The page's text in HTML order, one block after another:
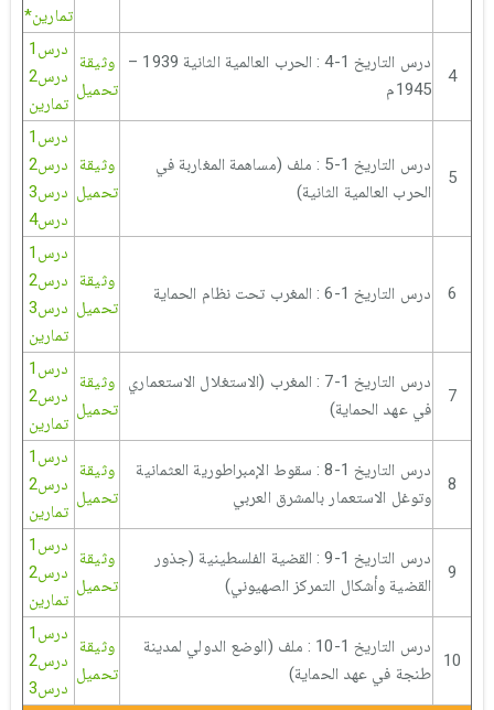
تمارين*
4
درس التاريخ 1-4 : الحرب العالمية الثانية 1939 –
1945م
وثيقة
تحميل
درس1
درس2
تمارين
5
درس التاريخ 1-5 : ملف (مساهمة المغاربة في
الحرب العالمية الثانية)
وثيقة
تحميل
درس1
درس2
درس3
درس4
6 درس التاريخ 1-6 : المغرب تحت نظام الحماية
وثيقة
تحميل
درس1
درس2
درس3
تمارين
7
درس التاريخ 1-7 : المغرب (الاستغلال الاستعماري
في عهد الحماية)
وثيقة
تحميل
درس1
درس2
تمارين
8
درس التاريخ 1-8 : سقوط الإمبراطورية العثمانية
وتوغل الاستعمار بالمشرق العربي
وثيقة
تحميل
درس1
درس2
تمارين
9
درس التاريخ 1-9 : القضية الفلسطينية (جذور
القضية وأشكال التمركز الصهيوني)
وثيقة
تحميل
درس1
درس2
تمارين
10
درس التاريخ 1-10 : ملف (الوضع الدولي لمدينة
طنجة في عهد الحماية)
وثيقة
تحميل
درس1
درس2
درس3